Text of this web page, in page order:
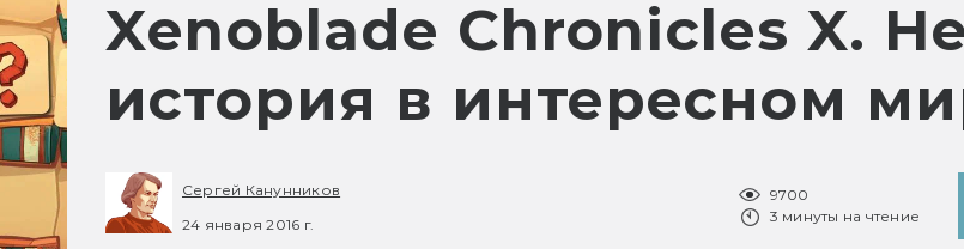
Xenoblade Chronicles X.
история в интересном
Сергей Канунников
24 января 2016 г.
9700
3 минуты на чтение